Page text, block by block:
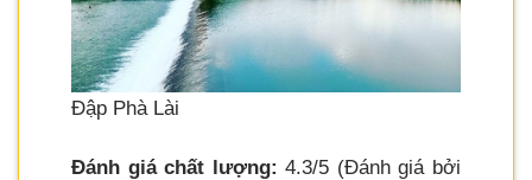
Đập Phà Lài
Đánh giá chất lượng: 4.3/5 (Đánh giá bởi